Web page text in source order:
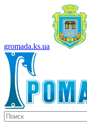
gromada.ks.ua